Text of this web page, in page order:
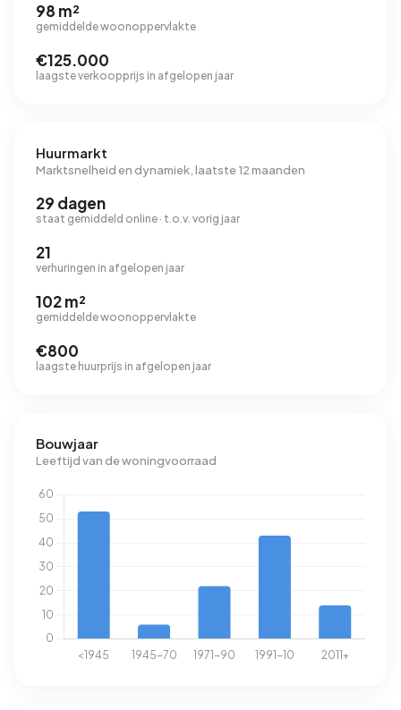
98 m²
gemiddelde woonoppervlakte
€125.000
laagste verkoopprijs in afgelopen jaar
Huurmarkt
Marktsnelheid en dynamiek, laatste 12 maanden
29 dagen
staat gemiddeld online · t.o.v. vorig jaar
21
verhuringen in afgelopen jaar
102 m²
gemiddelde woonoppervlakte
€800
laagste huurprijs in afgelopen jaar
Bouwjaar
Leeftijd van de woningvoorraad